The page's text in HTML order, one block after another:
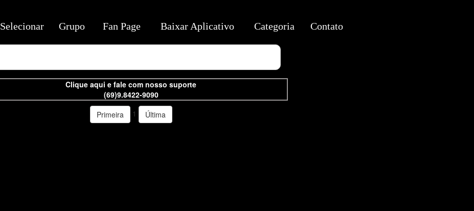
Clique aqui e fale com nosso suporte
(69)9.8422-9090
Primeira
1 Última
Selecionar Grupo Fan Page Baixar Aplicativo Categoria Contato